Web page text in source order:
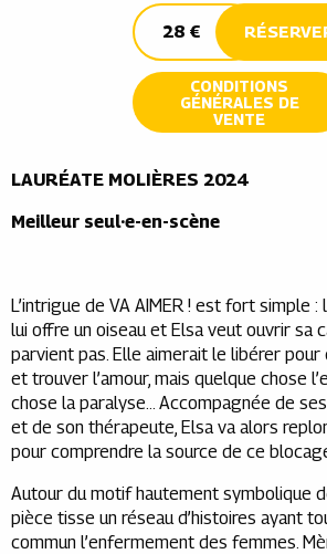
28 €
CONDITIONS
GÉNÉRALES DE
VENTE
LAURÉATE MOLIÈRES 2024
Meilleur seul·e-en-scène
L’intrigue de VA AIMER ! est fort simple :
lui offre un oiseau et Elsa veut ouvrir sa
parvient pas. Elle aimerait le libérer pour
et trouver l’amour, mais quelque chose
chose la paralyse… Accompagnée de
et de son thérapeute, Elsa va alors
pour comprendre la source de ce
Autour du motif hautement symbolique
pièce tisse un réseau d’histoires ayant
commun l’enfermement des femmes.